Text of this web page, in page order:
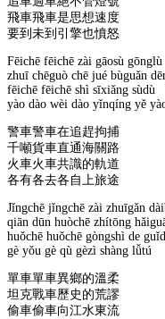
飛車飛車是思想速度
要到未到引擎也憤怒
Fēichē fēichē zài gāosù gōnglù
zhuī chēguò chē jué bùguǎn
fēichē fēichē shì sīxiǎng sùdù
yào dào wèi dào yǐnqíng yě
警車警車在追趕拘捕
千噸貨車直通海關路
火車火車共識的軌道
各有各去各自上旅途
Jǐngchē jǐngchē zài zhuīgǎn
qiān dūn huòchē zhítōng
huǒchē huǒchē gòngshì de
gè yǒu gè qù gèzì shàng lǚtú
單車單車異鄉的溫柔
坦克戰車歷史的荒謬
偷車偷車向江水東流